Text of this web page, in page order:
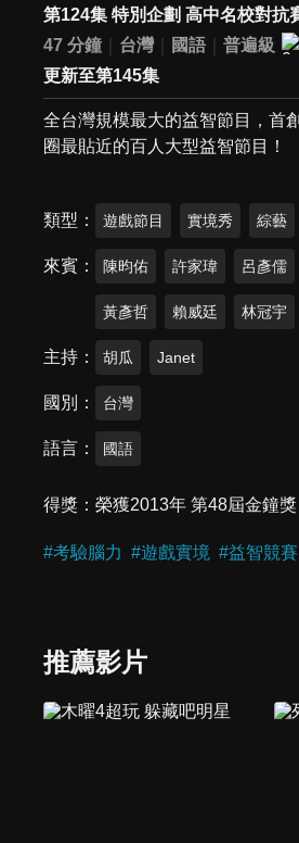
第124集 特別企劃 高中名校對抗
47 分鐘
台灣 國語
普遍級
更新至第145集
全台灣規模最大的益智節目，首
圈最貼近的百人大型益智節目！
類型 遊戲節目 實境秀 綜藝
來賓 陳昀佑 許家瑋 呂彥儒
黃彥哲 賴威廷 林冠宇
主持 胡瓜 Janet
國別 台灣
語言 國語
得獎 榮獲2013年 第48屆金鐘獎
#考驗腦力 #遊戲實境 #益智競賽
推薦影片